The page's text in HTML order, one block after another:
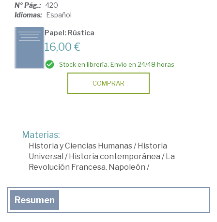
Nº Pág.: 420
Idiomas: Español
Papel: Rústica
16,00 €
Stock en librería. Envío en 24/48 horas
COMPRAR
Materias:
Historia y Ciencias Humanas /Historia
Universal /Historia contemporánea /La
Revolución Francesa. Napoleón /
Resumen